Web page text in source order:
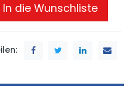
In die Wunschliste